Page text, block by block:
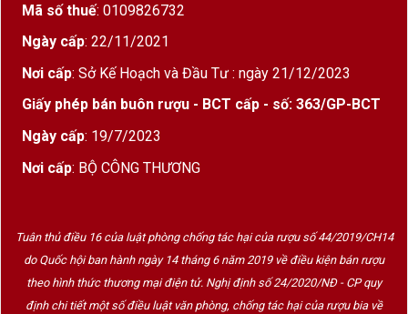
Phù hợp
Tráng miệng, trái cây, bánh
Bodegas Fernando Castro – Hơn 170 Năm
Kinh Nghiệm Làm Vang
Được thành lập từ năm 1850 tại Santa Cruz de
rượu vang lớn và lâu đời của Tây Ban Nha.
Trải qua 5 thế hệ phát triển, Fernando Castro đã
xây dựng danh tiếng nhờ:
Mã số thuế: 0109826732
Ngày cấp: 22/11/2021
Nơi cấp: Sở Kế Hoạch và Đầu Tư : ngày 21/12/2023
Giấy phép bán buôn rượu - BCT cấp - số: 363/GP-BCT
Ngày cấp: 19/7/2023
Nơi cấp: BỘ CÔNG THƯƠNG
Tuân thủ điều 16 của luật phòng chống tác hại của rượu số 44/2019/CH14
do Quốc hội ban hành ngày 14 tháng 6 năm 2019 về điều kiện bán rượu
theo hình thức thương mại điện tử. Nghị định số 24/2020/NĐ - CP quy
định chi tiết một số điều luật văn phòng, chống tác hại của rượu bia về